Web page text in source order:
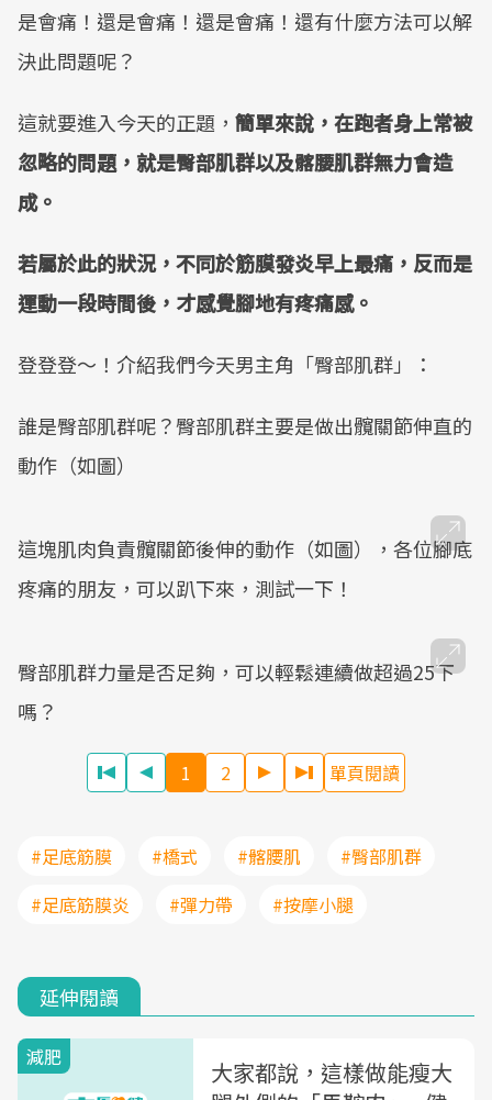
是會痛！還是會痛！還是會痛！還有什麼方法可以解
決此問題呢？
這就要進入今天的正題， 簡單來說，在跑者身上常被
忽略的問題，就是臀部肌群以及髂腰肌群無力會造
成。
若屬於此的狀況，不同於筋膜發炎早上最痛，反而是
運動一段時間後，才感覺腳地有疼痛感。
登登登～！介紹我們今天男主角「臀部肌群」：
誰是臀部肌群呢？臀部肌群主要是做出髖關節伸直的
動作（如圖）
這塊肌肉負責髖關節後伸的動作（如圖），各位腳底
疼痛的朋友，可以趴下來，測試一下！
臀部肌群力量是否足夠，可以輕鬆連續做超過25下
嗎？
1 2 單頁閱讀
#足底筋膜 #橋式 #髂腰肌
#臀部肌群
#足底筋膜炎
#彈力帶 #按摩小腿
延伸閱讀
減肥
大家都說，這樣做能瘦大